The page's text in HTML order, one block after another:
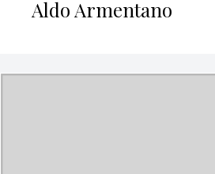
Aldo Armentano